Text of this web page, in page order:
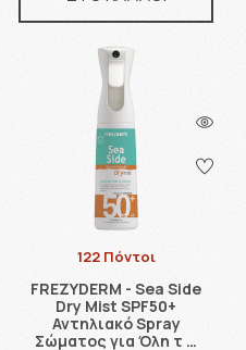
122 Πόντοι
FREZYDERM - Sea Side
Dry Mist SPF50+
Αντηλιακό Spray
Σώματος για Όλη τ …